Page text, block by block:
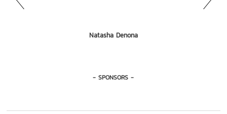
Senka
Eucerin
Kate
Olaplex
Natasha Denona
- SPONSORS -